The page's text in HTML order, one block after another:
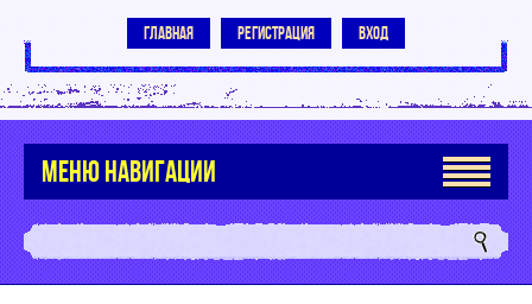
ГЛАВНАЯ РЕГИСТРАЦИЯ ВХОД
МЕНЮ НАВИГАЦИИ